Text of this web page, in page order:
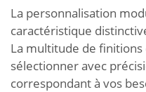
La personnalisation
caractéristique
La multitude de
sélectionner avec
correspondant à vos